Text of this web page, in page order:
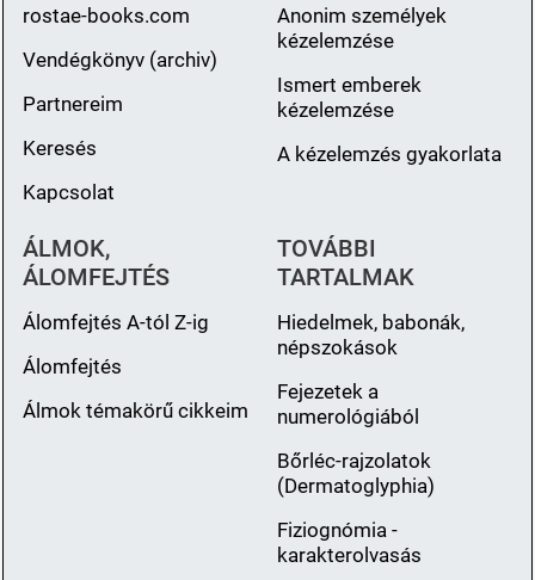
rostae-books.com
Vendégkönyv (archiv)
Partnereim
Keresés
Kapcsolat
Anonim személyek
kézelemzése
Ismert emberek
kézelemzése
A kézelemzés gyakorlata
ÁLMOK,
ÁLOMFEJTÉS
Álomfejtés A-tól Z-ig
Álomfejtés
Álmok témakörű cikkeim
TOVÁBBI
TARTALMAK
Hiedelmek, babonák,
népszokások
Fejezetek a
numerológiából
Bőrléc-rajzolatok
(Dermatoglyphia)
Fiziognómia -
karakterolvasás